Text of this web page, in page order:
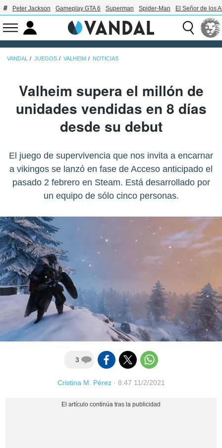
Peter Jackson Gameplay GTA 6 Superman Spider-Man El Señor de los
VANDAL JUEGOS VALHEIM NOTICIAS
Valheim supera el millón de
unidades vendidas en 8 días
desde su debut
El juego de supervivencia que nos invita a encarnar
a vikingos se lanzó en fase de Acceso anticipado el
pasado 2 febrero en Steam. Está desarrollado por
un equipo de sólo cinco personas.
3
Cristina M. Pérez· 8:47 11/2/2021